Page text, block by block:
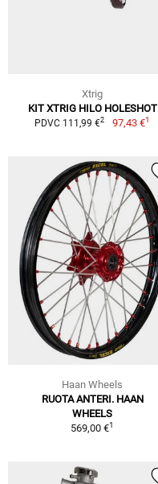
Xtrig
KIT XTRIG HILO HOLESHOT
PDVC 111,99 €2 97,43 €1
Haan Wheels
RUOTA ANTERI. HAAN
WHEELS
569,00 €1